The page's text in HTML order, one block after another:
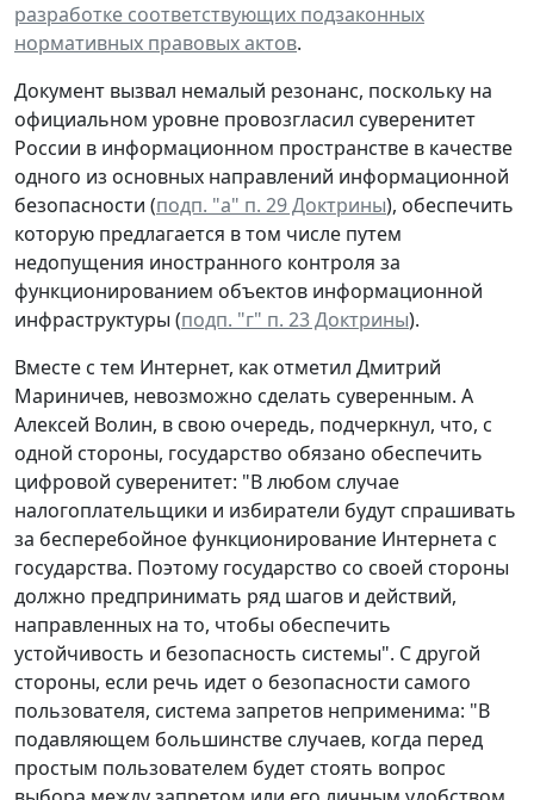
разработке соответствующих подзаконных
нормативных правовых актов.
Документ вызвал немалый резонанс, поскольку на
официальном уровне провозгласил суверенитет
России в информационном пространстве в качестве
одного из основных направлений информационной
безопасности (подп. "а" п. 29 Доктрины), обеспечить
которую предлагается в том числе путем
недопущения иностранного контроля за
функционированием объектов информационной
инфраструктуры (подп. "г" п. 23 Доктрины).
Вместе с тем Интернет, как отметил Дмитрий
Мариничев, невозможно сделать суверенным. А
Алексей Волин, в свою очередь, подчеркнул, что, с
одной стороны, государство обязано обеспечить
цифровой суверенитет: "В любом случае
налогоплательщики и избиратели будут спрашивать
за бесперебойное функционирование Интернета с
государства. Поэтому государство со своей стороны
должно предпринимать ряд шагов и действий,
направленных на то, чтобы обеспечить
устойчивость и безопасность системы". С другой
стороны, если речь идет о безопасности самого
пользователя, система запретов неприменима: "В
подавляющем большинстве случаев, когда перед
простым пользователем будет стоять вопрос